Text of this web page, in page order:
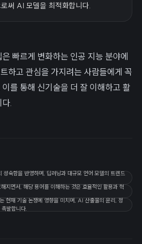
써 AI 모델을 최적화합니다.
빠르게 변화하는 인공 지능 분야에
하고 관심을 가지려는 사람들에게 꼭
를 통해 신기술을 더 잘 이해하고 활
.
숙함을 반영하며, 딥러닝과 대규모 언어 모델의 트렌드
지면서, 해당 용어를 이해하는 것은 효율적인 활용과 혁
현재 기술 논쟁에 영향을 미치며, AI 산출물의 윤리, 정
발합니다.